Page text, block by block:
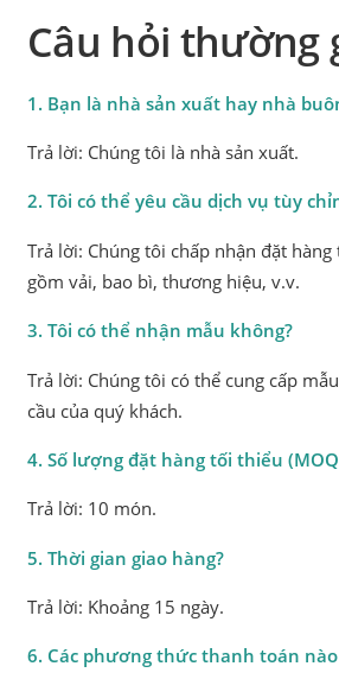
Câu hỏi thường
1. Bạn là nhà sản xuất hay nhà
Trả lời: Chúng tôi là nhà sản xuất.
2. Tôi có thể yêu cầu dịch vụ tùy
Trả lời: Chúng tôi chấp nhận đặt hàng
gồm vải, bao bì, thương hiệu, v.v.
3. Tôi có thể nhận mẫu không?
Trả lời: Chúng tôi có thể cung cấp
cầu của quý khách.
4. Số lượng đặt hàng tối thiểu
Trả lời: 10 món.
5. Thời gian giao hàng?
Trả lời: Khoảng 15 ngày.
6. Các phương thức thanh toán nào